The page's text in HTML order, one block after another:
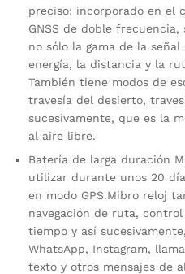
preciso: incorporado en el
GNSS de doble frecuencia,
no sólo la gama de la
energía, la distancia y la
También tiene modos de
travesía del desierto,
sucesivamente, que es la
al aire libre.
Batería de larga duración
utilizar durante unos 20
en modo GPS.Mibro reloj
navegación de ruta,
tiempo y así
WhatsApp, Instagram,
texto y otros mensajes de